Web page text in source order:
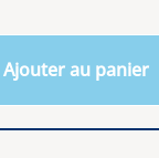
Ajouter au panier